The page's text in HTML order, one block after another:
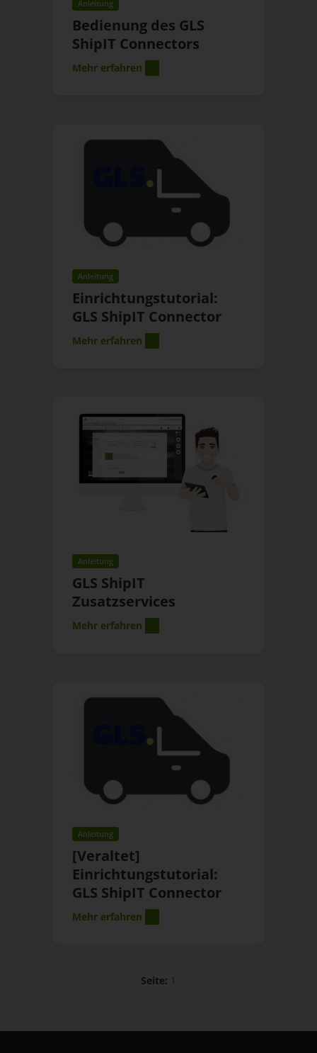
Anleitung
Bedienung des GLS
ShipIT Connectors
Mehr erfahren
Anleitung
Einrichtungstutorial:
GLS ShipIT Connector
Mehr erfahren
Anleitung
GLS ShipIT
Zusatzservices
Mehr erfahren
Anleitung
[Veraltet]
Einrichtungstutorial:
GLS ShipIT Connector
Mehr erfahren
Seite: 1